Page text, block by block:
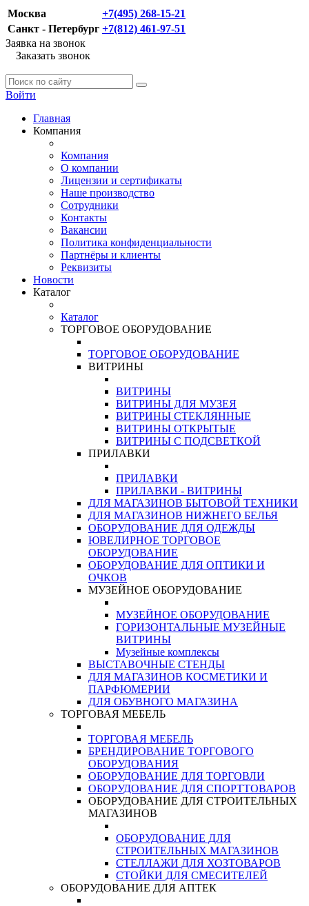
Москва
+7(495) 268-15-21
Санкт - Петербург +7(812) 461-97-51
Заявка на звонок
Заказать звонок
Войти
Главная
Компания
Компания
О компании
Лицензии и сертификаты
Наше производство
Сотрудники
Контакты
Вакансии
Политика конфиденциальности
Партнёры и клиенты
Реквизиты
Новости
Каталог
Каталог
ТОРГОВОЕ ОБОРУДОВАНИЕ
ТОРГОВОЕ ОБОРУДОВАНИЕ
ВИТРИНЫ
ВИТРИНЫ
ВИТРИНЫ ДЛЯ МУЗЕЯ
ВИТРИНЫ СТЕКЛЯННЫЕ
ВИТРИНЫ ОТКРЫТЫЕ
ВИТРИНЫ С ПОДСВЕТКОЙ
ПРИЛАВКИ
ПРИЛАВКИ
ПРИЛАВКИ - ВИТРИНЫ
ДЛЯ МАГАЗИНОВ БЫТОВОЙ ТЕХНИКИ
ДЛЯ МАГАЗИНОВ НИЖНЕГО БЕЛЬЯ
ОБОРУДОВАНИЕ ДЛЯ ОДЕЖДЫ
ЮВЕЛИРНОЕ ТОРГОВОЕ
ОБОРУДОВАНИЕ
ОБОРУДОВАНИЕ ДЛЯ ОПТИКИ И
ОЧКОВ
МУЗЕЙНОЕ ОБОРУДОВАНИЕ
МУЗЕЙНОЕ ОБОРУДОВАНИЕ
ГОРИЗОНТАЛЬНЫЕ МУЗЕЙНЫЕ
ВИТРИНЫ
Музейные комплексы
ВЫСТАВОЧНЫЕ СТЕНДЫ
ДЛЯ МАГАЗИНОВ КОСМЕТИКИ И
ПАРФЮМЕРИИ
ДЛЯ ОБУВНОГО МАГАЗИНА
ТОРГОВАЯ МЕБЕЛЬ
ТОРГОВАЯ МЕБЕЛЬ
БРЕНДИРОВАНИЕ ТОРГОВОГО
ОБОРУДОВАНИЯ
ОБОРУДОВАНИЕ ДЛЯ ТОРГОВЛИ
ОБОРУДОВАНИЕ ДЛЯ СПОРТТОВАРОВ
ОБОРУДОВАНИЕ ДЛЯ СТРОИТЕЛЬНЫХ
МАГАЗИНОВ
ОБОРУДОВАНИЕ ДЛЯ
СТРОИТЕЛЬНЫХ МАГАЗИНОВ
СТЕЛЛАЖИ ДЛЯ ХОЗТОВАРОВ
СТОЙКИ ДЛЯ СМЕСИТЕЛЕЙ
ОБОРУДОВАНИЕ ДЛЯ АПТЕК